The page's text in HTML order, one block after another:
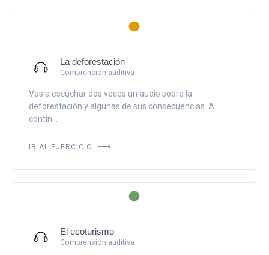
La deforestación
Comprensión auditiva
Vas a escuchar dos veces un audio sobre la
deforestación y algunas de sus consecuencias. A
contin...
IR AL EJERCICIO
El ecoturismo
Comprensión auditiva